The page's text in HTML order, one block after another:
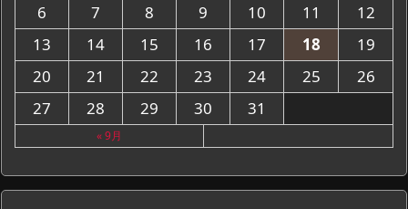
6
7 8 9 10 11
12
13
14 15 16 17 18
19
20
21 22 23 24 25
26
27
28 29 30 31
« 9月